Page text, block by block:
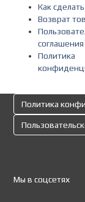
Как
Возврат
соглашения
Политика
Политика
Мы в соцсетях